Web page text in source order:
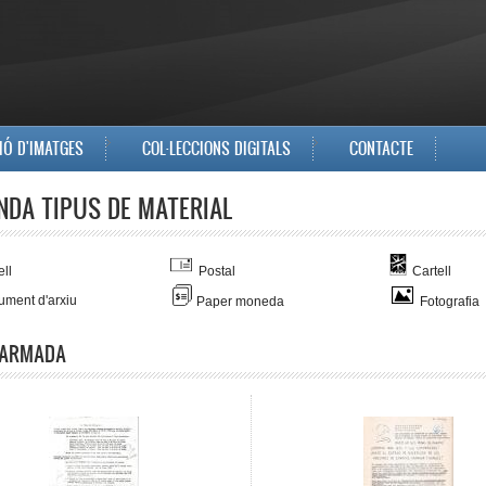
D'IMATGES COL·LECCIONS DIGITALS CONTACTE
TIPUS DE MATERIAL
Postal Cartell
d'arxiu
Paper moneda Fotografia